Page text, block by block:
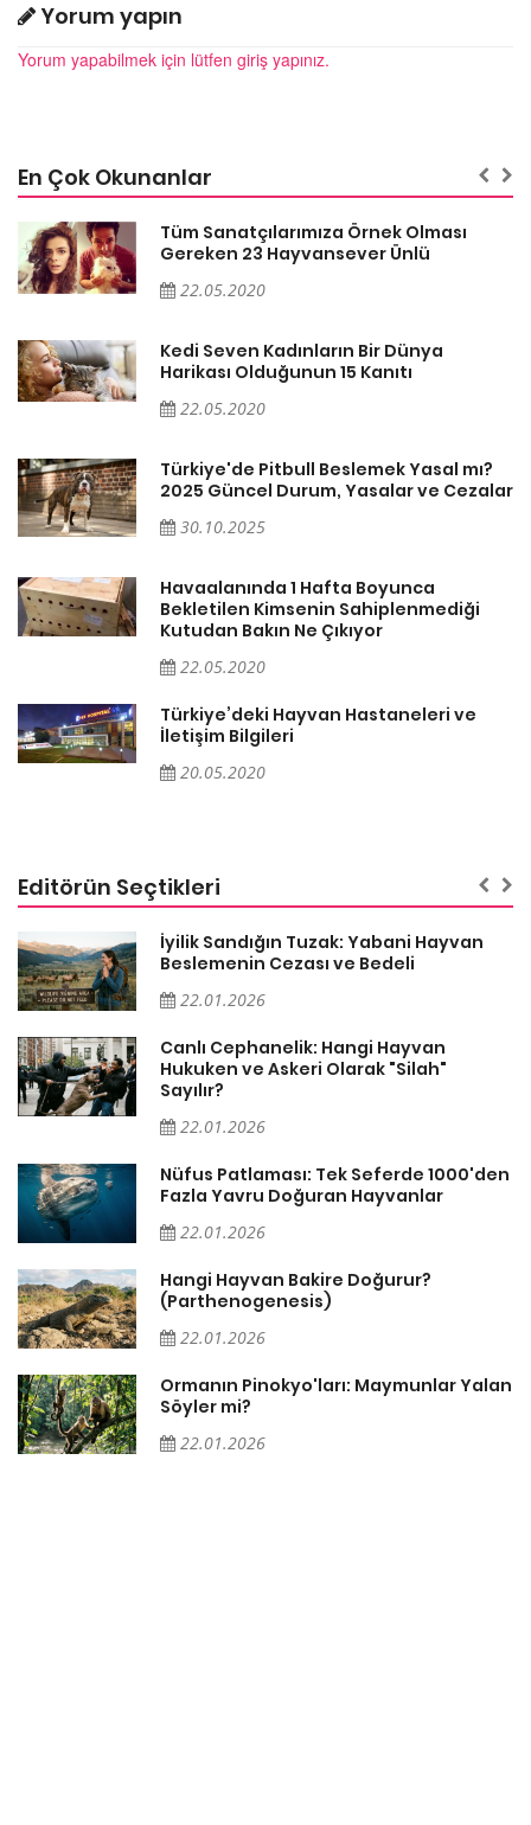
Yorum yapın
Yorum yapabilmek için lütfen giriş yapınız.
En Çok Okunanlar
Tüm Sanatçılarımıza Örnek Olması
Gereken 23 Hayvansever Ünlü
22.05.2020
Kedi Seven Kadınların Bir Dünya
Harikası Olduğunun 15 Kanıtı
22.05.2020
Türkiye'de Pitbull Beslemek Yasal mı?
2025 Güncel Durum, Yasalar ve Cezalar
30.10.2025
Havaalanında 1 Hafta Boyunca
Bekletilen Kimsenin Sahiplenmediği
Kutudan Bakın Ne Çıkıyor
22.05.2020
Türkiye’deki Hayvan Hastaneleri ve
İletişim Bilgileri
20.05.2020
Editörün Seçtikleri
İyilik Sandığın Tuzak: Yabani Hayvan
Beslemenin Cezası ve Bedeli
22.01.2026
Canlı Cephanelik: Hangi Hayvan
Hukuken ve Askeri Olarak "Silah"
Sayılır?
22.01.2026
Nüfus Patlaması: Tek Seferde 1000'den
Fazla Yavru Doğuran Hayvanlar
22.01.2026
Hangi Hayvan Bakire Doğurur?
(Parthenogenesis)
22.01.2026
Ormanın Pinokyo'ları: Maymunlar Yalan
Söyler mi?
22.01.2026